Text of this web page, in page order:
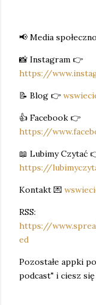
📢 Media
📸 Instagram 👉
https://
📝 Blog 👉
👍 Facebook 👉
https://
📖 Lubimy Czytać
https://
Kontakt 💌
RSS:
https://
ed
Pozostałe appki
podcast" i ciesz